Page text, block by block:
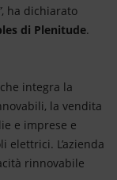
, ha dichiarato
di Plenitude.
integra la
la vendita
e imprese e
elettrici. L’azienda
rinnovabile